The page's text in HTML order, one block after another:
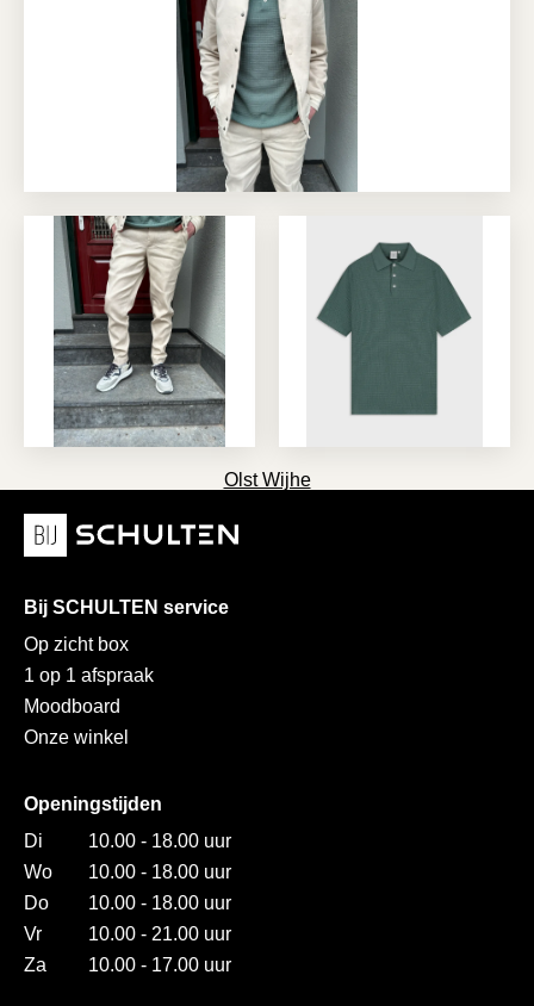
Olst Wijhe
Bij SCHULTEN service
Op zicht box
1 op 1 afspraak
Moodboard
Onze winkel
Openingstijden
Di
10.00 - 18.00 uur
Wo
10.00 - 18.00 uur
Do
10.00 - 18.00 uur
Vr
10.00 - 21.00 uur
Za
10.00 - 17.00 uur